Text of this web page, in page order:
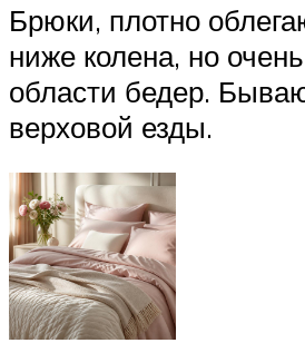
Брюки, плотно
ниже колена, но
области бедер.
верховой езды.